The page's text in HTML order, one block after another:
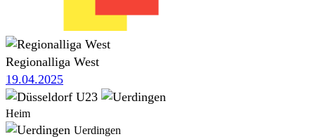
Regionalliga West
19.04.2025
Heim
Uerdingen